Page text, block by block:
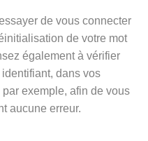
de vous connecter
de votre mot
également à vérifier
identifiant, dans vos
exemple, afin de vous
aucune erreur.